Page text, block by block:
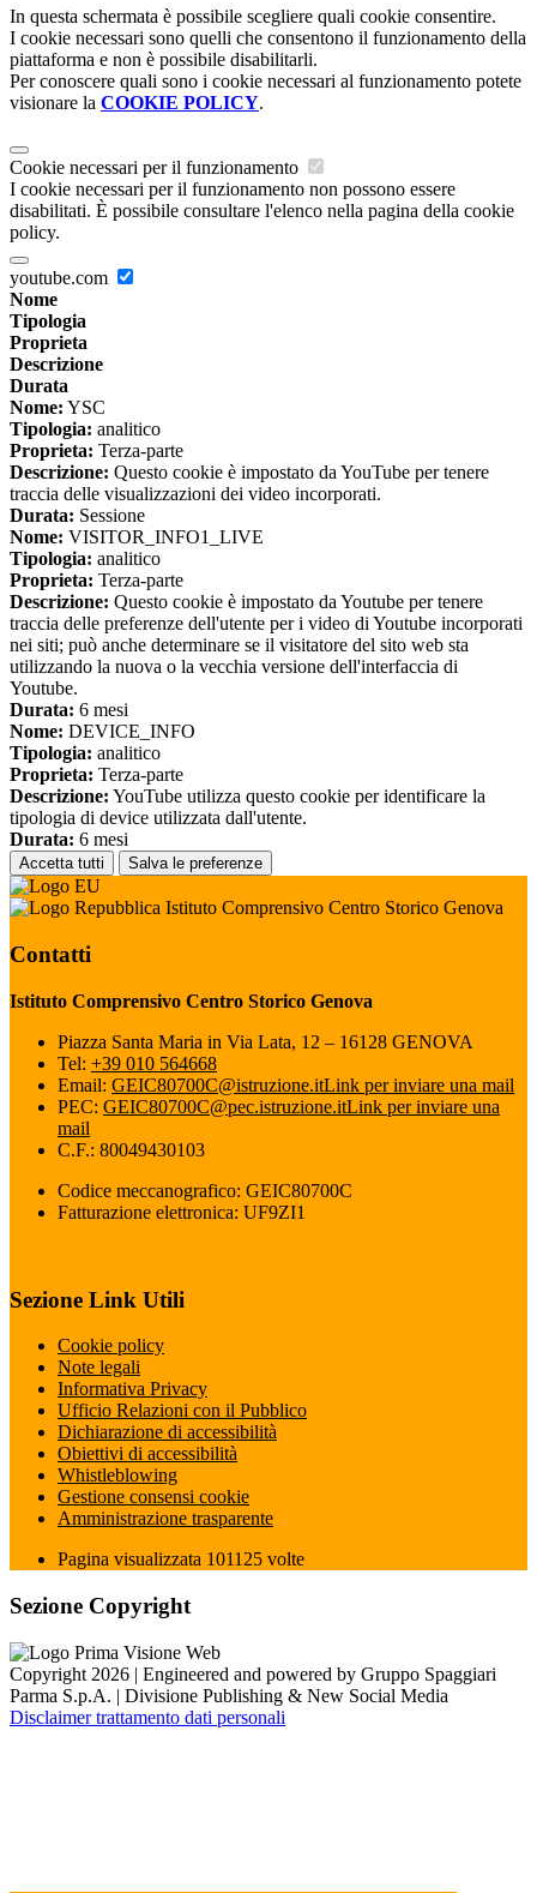
In questa schermata è possibile scegliere quali cookie consentire.
I cookie necessari sono quelli che consentono il funzionamento della
piattaforma e non è possibile disabilitarli.
Per conoscere quali sono i cookie necessari al funzionamento potete
visionare la COOKIE POLICY.
Cookie necessari per il funzionamento
I cookie necessari per il funzionamento non possono essere
disabilitati. È possibile consultare l'elenco nella pagina della cookie
policy.
youtube.com
Nome
Tipologia
Proprieta
Descrizione
Durata
Nome: YSC
Tipologia: analitico
Proprieta: Terza-parte
Descrizione: Questo cookie è impostato da YouTube per tenere
traccia delle visualizzazioni dei video incorporati.
Durata: Sessione
Nome: VISITOR_INFO1_LIVE
Tipologia: analitico
Proprieta: Terza-parte
Descrizione: Questo cookie è impostato da Youtube per tenere
traccia delle preferenze dell'utente per i video di Youtube incorporati
nei siti; può anche determinare se il visitatore del sito web sta
utilizzando la nuova o la vecchia versione dell'interfaccia di
Youtube.
Durata: 6 mesi
Nome: DEVICE_INFO
Tipologia: analitico
Proprieta: Terza-parte
Descrizione: YouTube utilizza questo cookie per identificare la
tipologia di device utilizzata dall'utente.
Durata: 6 mesi
Accetta tutti Salva le preferenze
Istituto Comprensivo Centro Storico Genova
Contatti
Istituto Comprensivo Centro Storico Genova
Piazza Santa Maria in Via Lata, 12 – 16128 GENOVA
Tel: +39 010 564668
Email: GEIC80700C@istruzione.itLink per inviare una mail
PEC: GEIC80700C@pec.istruzione.itLink per inviare una
mail
C.F.: 80049430103
Codice meccanografico: GEIC80700C
Fatturazione elettronica: UF9ZI1
Sezione Link Utili
Cookie policy
Note legali
Informativa Privacy
Ufficio Relazioni con il Pubblico
Dichiarazione di accessibilità
Obiettivi di accessibilità
Whistleblowing
Gestione consensi cookie
Amministrazione trasparente
Pagina visualizzata 101125 volte
Sezione Copyright
Copyright 2026 | Engineered and powered by Gruppo Spaggiari
Parma S.p.A. | Divisione Publishing & New Social Media
Disclaimer trattamento dati personali